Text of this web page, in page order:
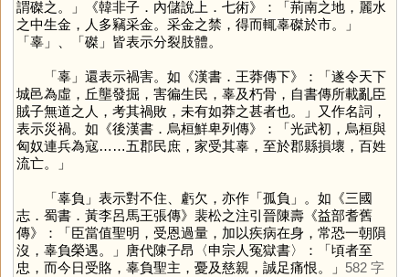
謂磔之。」《韓非子．內儲說上．七術》：「荊南之地，麗水
之中生金，人多竊采金。采金之禁，得而輒辜磔於市。」
「辜」、「磔 」皆表示分裂肢體。
「辜」還表示禍害。如《漢書．王莽傳下》：「遂令天下
城邑為虛，丘壟發掘，害徧生民，辜及朽骨，自書傳所載亂臣
賊子無道之人，考其禍敗，未有如莽之甚者也。」又作名詞，
表示災禍。如《後漢書．烏桓鮮卑列傳》：「光武初，烏桓與
匈奴連兵為寇……五郡民庶，家受其辜，至於郡縣損壞，百姓
流亡。」
「辜負」表示對不住、虧欠，亦作「孤負」。如《三國
志．蜀書．黃李呂馬王張傳》裴松之注引晉陳壽《益部耆舊
傳》：「臣當值聖明，受恩過量，加以疾病在身，常恐一朝隕
沒，辜負榮遇。」唐代陳子昂〈申宗人冤獄書〉：「頃者至
忠，而今日受賂，辜負聖主，憂及慈親，誠足痛恨。」 582 字